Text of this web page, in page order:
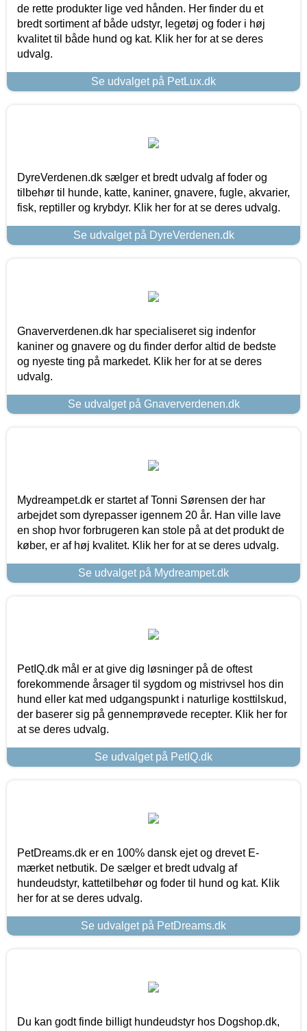
de rette produkter lige ved hånden. Her finder du et
bredt sortiment af både udstyr, legetøj og foder i høj
kvalitet til både hund og kat. Klik her for at se deres
udvalg.
Se udvalget på PetLux.dk
DyreVerdenen.dk sælger et bredt udvalg af foder og
tilbehør til hunde, katte, kaniner, gnavere, fugle, akvarier,
fisk, reptiller og krybdyr. Klik her for at se deres udvalg.
Se udvalget på DyreVerdenen.dk
Gnaververdenen.dk har specialiseret sig indenfor
kaniner og gnavere og du finder derfor altid de bedste
og nyeste ting på markedet. Klik her for at se deres
udvalg.
Se udvalget på Gnaververdenen.dk
Mydreampet.dk er startet af Tonni Sørensen der har
arbejdet som dyrepasser igennem 20 år. Han ville lave
en shop hvor forbrugeren kan stole på at det produkt de
køber, er af høj kvalitet. Klik her for at se deres udvalg.
Se udvalget på Mydreampet.dk
PetIQ.dk mål er at give dig løsninger på de oftest
forekommende årsager til sygdom og mistrivsel hos din
hund eller kat med udgangspunkt i naturlige kosttilskud,
der baserer sig på gennemprøvede recepter. Klik her for
at se deres udvalg.
Se udvalget på PetIQ.dk
PetDreams.dk er en 100% dansk ejet og drevet E-
mærket netbutik. De sælger et bredt udvalg af
hundeudstyr, kattetilbehør og foder til hund og kat. Klik
her for at se deres udvalg.
Se udvalget på PetDreams.dk
Du kan godt finde billigt hundeudstyr hos Dogshop.dk,